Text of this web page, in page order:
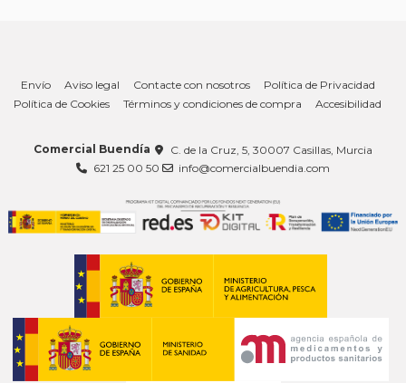
Envío Aviso legal Contacte con nosotros
Política de Privacidad
Política de Cookies
Términos y condiciones de compra Accesibilidad
Comercial Buendía
C. de la Cruz, 5, 30007 Casillas, Murcia
621 25 00 50
info@comercialbuendia.com